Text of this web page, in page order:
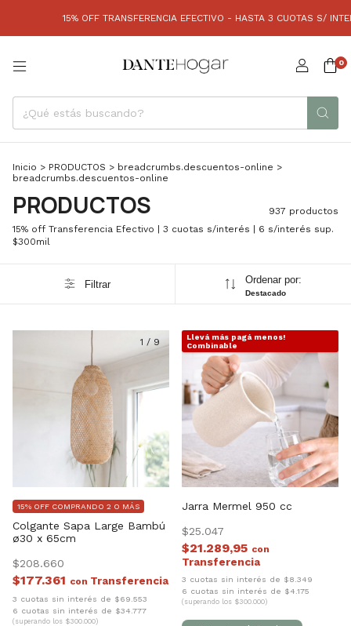
TRANSFERENCIA EFECTIVO - HASTA 3 CUOTAS S/ INTERÉS (SIN MÍNIMO) |
0
Inicio > PRODUCTOS > breadcrumbs.descuentos-online >
breadcrumbs.descuentos-online
PRODUCTOS
937 productos
15% off Transferencia Efectivo | 3 cuotas s/interés | 6 s/interés sup.
$300mil
Filtrar Ordenar por:
Destacado
1 / 9
Colgante Sapa Large Bambú
ø30 x 65cm
$208.660
15% OFF COMPRANDO 2 O MÁS
$177.361 con
3 cuotas sin interés de $69.553
6 cuotas sin interés de $34.777
(superando los $300.000)
Llevá más pagá menos!
Combinable
Jarra Mermel 950 cc
$25.047
$21.289,95 con
3 cuotas sin interés de $8.349
6 cuotas sin interés de $4.175
(superando los $300.000)